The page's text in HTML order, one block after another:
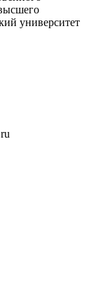
университет